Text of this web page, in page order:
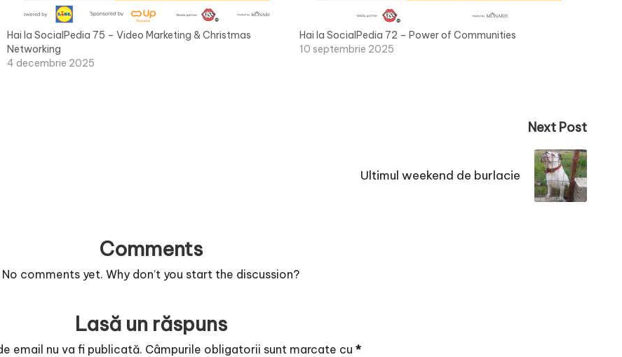
Hai la SocialPedia 75 – Video Marketing & Christmas
Networking
4 decembrie 2025
Hai la SocialPedia 72 – Power of Communities
10 septembrie 2025
Next Post
Ultimul weekend de burlacie
Comments
No comments yet. Why don’t you start the discussion?
Lasă un răspuns
email nu va fi publicată. Câmpurile obligatorii sunt marcate cu *